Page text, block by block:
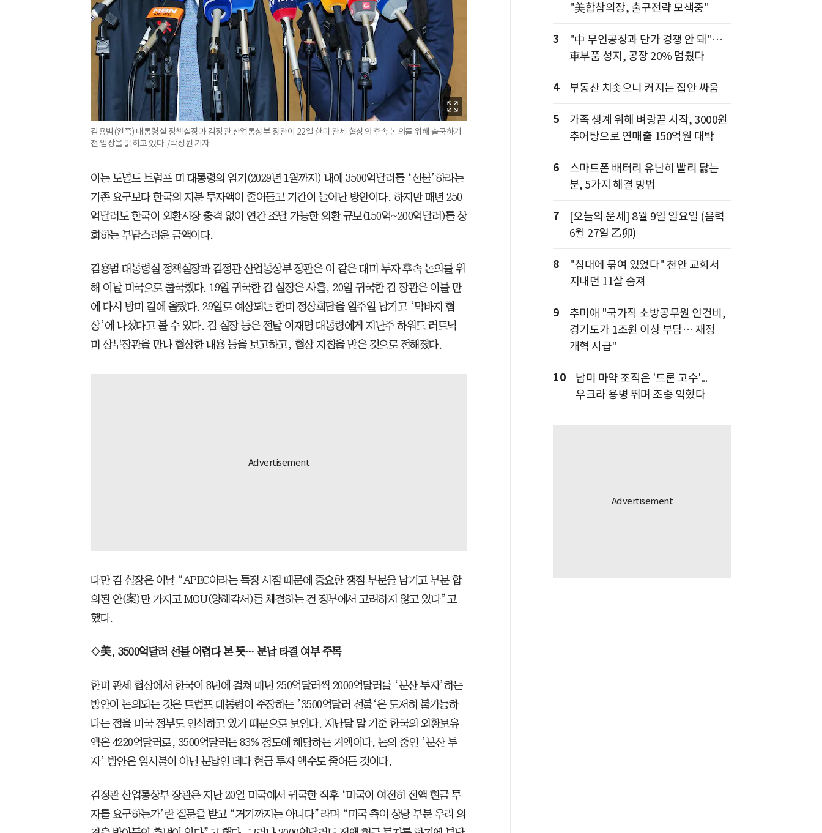
김용범(왼쪽) 대통령실 정책실장과 김정관 산업통상부 장관이 22일 한미 관세 협상의 후속 논의를 위해 출국하기
전 입장을 밝히고 있다. /박성원 기자
이는 도널드 트럼프 미 대통령의 임기(2029년 1월까지) 내에 3500억달러를 ‘선불’하라는
기존 요구보다 한국의 지분 투자액이 줄어들고 기간이 늘어난 방안이다. 하지만 매년 250
억달러도 한국이 외환시장 충격 없이 연간 조달 가능한 외환 규모(150억~200억달러)를 상
회하는 부담스러운 금액이다.
김용범 대통령실 정책실장과 김정관 산업통상부 장관은 이 같은 대미 투자 후속 논의를 위
해 이날 미국으로 출국했다. 19일 귀국한 김 실장은 사흘, 20일 귀국한 김 장관은 이틀 만
에 다시 방미 길에 올랐다. 29일로 예상되는 한미 정상회담을 일주일 남기고 ‘막바지 협
상’에 나섰다고 볼 수 있다. 김 실장 등은 전날 이재명 대통령에게 지난주 하워드 러트닉
미 상무장관을 만나 협상한 내용 등을 보고하고, 협상 지침을 받은 것으로 전해졌다.
다만 김 실장은 이날 “APEC이라는 특정 시점 때문에 중요한 쟁점 부분을 남기고 부분 합
의된 안(案)만 가지고 MOU(양해각서)를 체결하는 건 정부에서 고려하지 않고 있다”고
했다.
◇美, 3500억달러 선불 어렵다 본 듯… 분납 타결 여부 주목
한미 관세 협상에서 한국이 8년에 걸쳐 매년 250억달러씩 2000억달러를 ‘분산 투자’하는
방안이 논의되는 것은 트럼프 대통령이 주장하는 ’3500억달러 선불‘은 도저히 불가능하
다는 점을 미국 정부도 인식하고 있기 때문으로 보인다. 지난달 말 기준 한국의 외환보유
액은 4220억달러로, 3500억달러는 83% 정도에 해당하는 거액이다. 논의 중인 ’분산 투
자’ 방안은 일시불이 아닌 분납인 데다 현금 투자 액수도 줄어든 것이다.
김정관 산업통상부 장관은 지난 20일 미국에서 귀국한 직후 ‘미국이 여전히 전액 현금 투
자를 요구하는가’란 질문을 받고 “거기까지는 아니다”라며 “미국 측이 상당 부분 우리 의
"美합참의장, 출구전략 모색중"
3
"中 무인공장과 단가 경쟁 안 돼"…
車부품 성지, 공장 20% 멈췄다
4 부동산 치솟으니 커지는 집안 싸움
5
가족 생계 위해 벼랑끝 시작, 3000원
추어탕으로 연매출 150억원 대박
6
스마트폰 배터리 유난히 빨리 닳는
분, 5가지 해결 방법
7
[오늘의 운세] 8월 9일 일요일 (음력
6월 27일 乙卯)
8
"침대에 묶여 있었다" 천안 교회서
지내던 11살 숨져
9
추미애 "국가직 소방공무원 인건비,
경기도가 1조원 이상 부담… 재정
개혁 시급"
10
남미 마약 조직은 '드론 고수'...
우크라 용병 뛰며 조종 익혔다